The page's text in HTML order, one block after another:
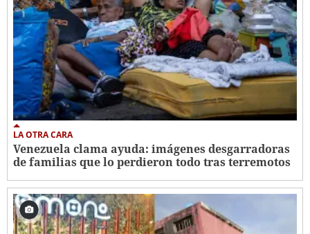
LA OTRA CARA
Venezuela clama ayuda: imágenes desgarradoras
de familias que lo perdieron todo tras terremotos